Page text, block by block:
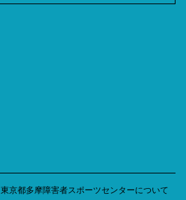
東京都多摩障害者スポーツセンターについて